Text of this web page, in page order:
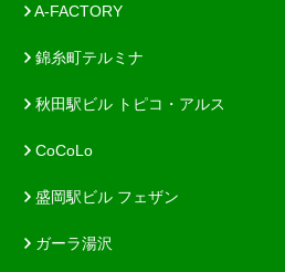
A-FACTORY
錦糸町テルミナ
秋田駅ビル トピコ・アルス
CoCoLo
盛岡駅ビル フェザン
ガーラ湯沢